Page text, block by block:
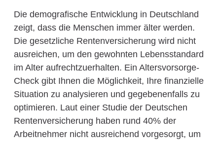
Die demografische Entwicklung in Deutschland
zeigt, dass die Menschen immer älter werden.
Die gesetzliche Rentenversicherung wird nicht
ausreichen, um den gewohnten Lebensstandard
im Alter aufrechtzuerhalten. Ein Altersvorsorge-
Check gibt Ihnen die Möglichkeit, Ihre finanzielle
Situation zu analysieren und gegebenenfalls zu
optimieren. Laut einer Studie der Deutschen
Rentenversicherung haben rund 40% der
Arbeitnehmer nicht ausreichend vorgesorgt, um